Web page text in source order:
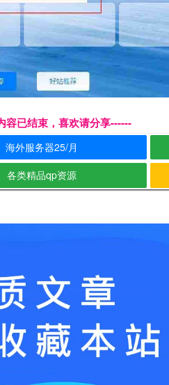
容已结束，喜欢请分享------
海外服务器25/月
各类精品qp资源